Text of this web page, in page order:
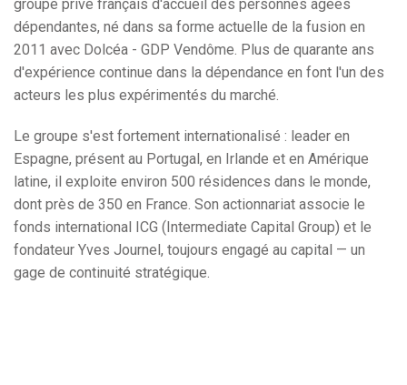
groupe privé français d'accueil des personnes âgées
dépendantes, né dans sa forme actuelle de la fusion en
2011 avec Dolcéa - GDP Vendôme. Plus de quarante ans
d'expérience continue dans la dépendance en font l'un des
acteurs les plus expérimentés du marché.
Le groupe s'est fortement internationalisé : leader en
Espagne, présent au Portugal, en Irlande et en Amérique
latine, il exploite environ 500 résidences dans le monde,
dont près de 350 en France. Son actionnariat associe le
fonds international ICG (Intermediate Capital Group) et le
fondateur Yves Journel, toujours engagé au capital — un
gage de continuité stratégique.